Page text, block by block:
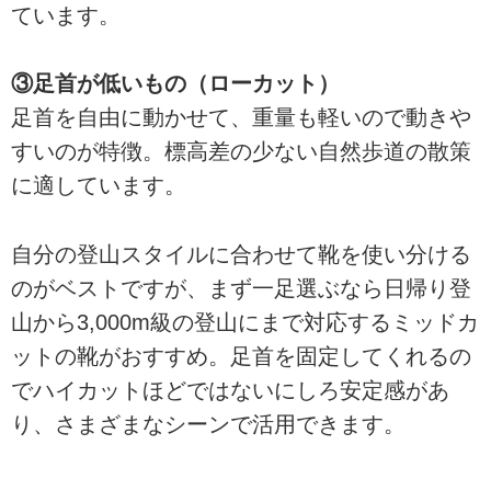
ています。
③足首が低いもの（ローカット）
足首を自由に動かせて、重量も軽いので動きや
すいのが特徴。標高差の少ない自然歩道の散策
に適しています。
自分の登山スタイルに合わせて靴を使い分ける
のがベストですが、まず一足選ぶなら日帰り登
山から3,000m級の登山にまで対応するミッドカ
ットの靴がおすすめ。足首を固定してくれるの
でハイカットほどではないにしろ安定感があ
り、さまざまなシーンで活用できます。